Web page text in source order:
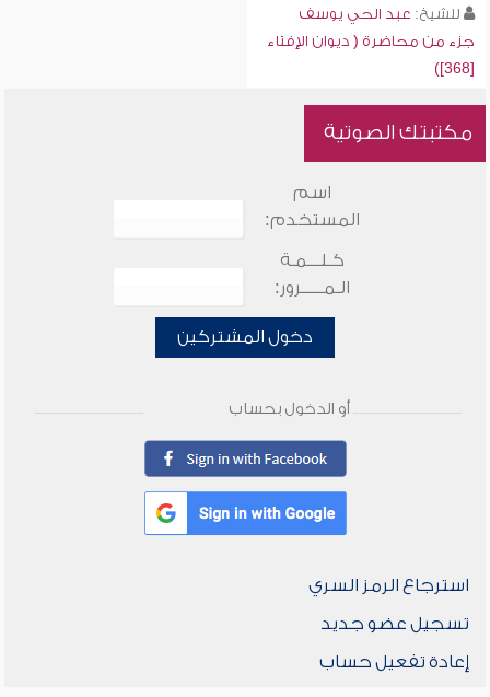
للشيخ: عبد الحي يوسف
جزء من محاضرة ( ديوان الإفتاء
[368])
مكتبتك الصوتية
اسم
المستخدم:
كـلـــمـة
الـمـــــرور:
دخول المشتركين
أو الدخول بحساب
استرجاع الرمز السري
تسجيل عضو جديد
إعادة تفعيل حساب